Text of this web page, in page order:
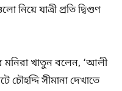
যাত্রী প্রতি দ্বিগুণ
মনিরা খাতুন বলেন, ‘আলী
চৌহদ্দি সীমানা দেখাতে